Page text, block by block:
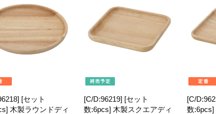
[セット
木製ラウンドディ
[C/D:96219] [セット
数:6pcs] 木製スクエアディ
[C/
数:6pcs]